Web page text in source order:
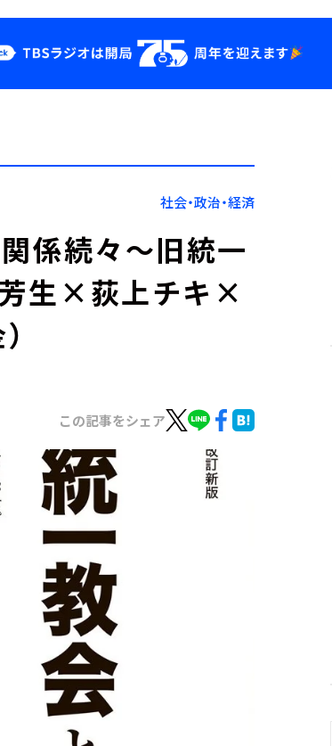
YouTube
会社情報社会・政治・経済
関係続々～旧統一
芳生×荻上チキ×
この記事をシェア